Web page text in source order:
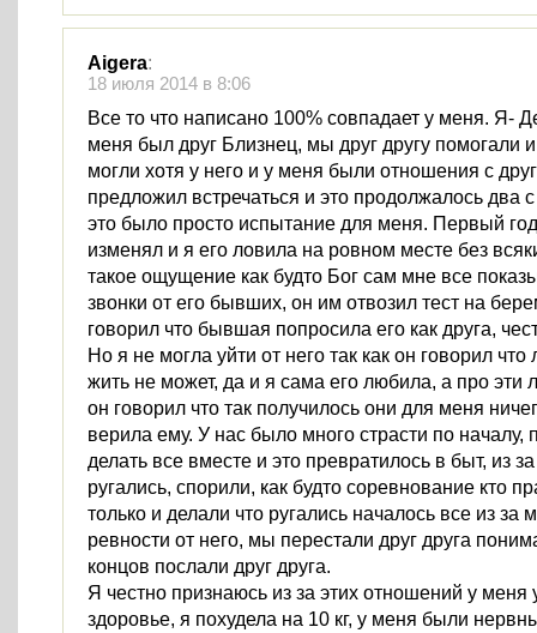
Aigera:
18 июля 2014 в 8:06
Все то что написано 100% совпадает у меня. Я-
меня был друг Близнец, мы друг другу помогали и
могли хотя у него и у меня были отношения с
предложил встречаться и это продолжалось два
это было просто испытание для меня. Первый
изменял и я его ловила на ровном месте без
такое ощущение как будто Бог сам мне все
звонки от его бывших, он им отвозил тест на
говорил что бывшая попросила его как друга,
Но я не могла уйти от него так как он говорил
жить не может, да и я сама его любила, а про эти
он говорил что так получилось они для меня
верила ему. У нас было много страсти по началу,
делать все вместе и это превратилось в быт, из
ругались, спорили, как будто соревнование кто
только и делали что ругались началось все из за
ревности от него, мы перестали друг друга
концов послали друг друга.
Я честно признаюсь из за этих отношений у меня
здоровье, я похудела на 10 кг, у меня были